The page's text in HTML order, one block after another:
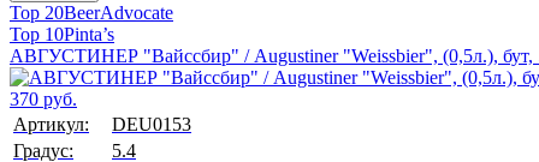
Top 20BeerAdvocate
Top 10Pinta’s
АВГУСТИНЕР "Вайссбир" / Augustiner "Weissbier", (0,5л.), бут,
370 руб.
Артикул:
DEU0153
Градус:
5.4